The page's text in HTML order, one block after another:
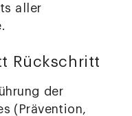
aller
Rückschritt
der
(Prävention,